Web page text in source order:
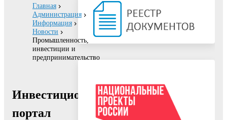
Главная
Администрация
Информация
Новости
Промышленность,
инвестиции и
предпринимательство
Инвестиционный
портал